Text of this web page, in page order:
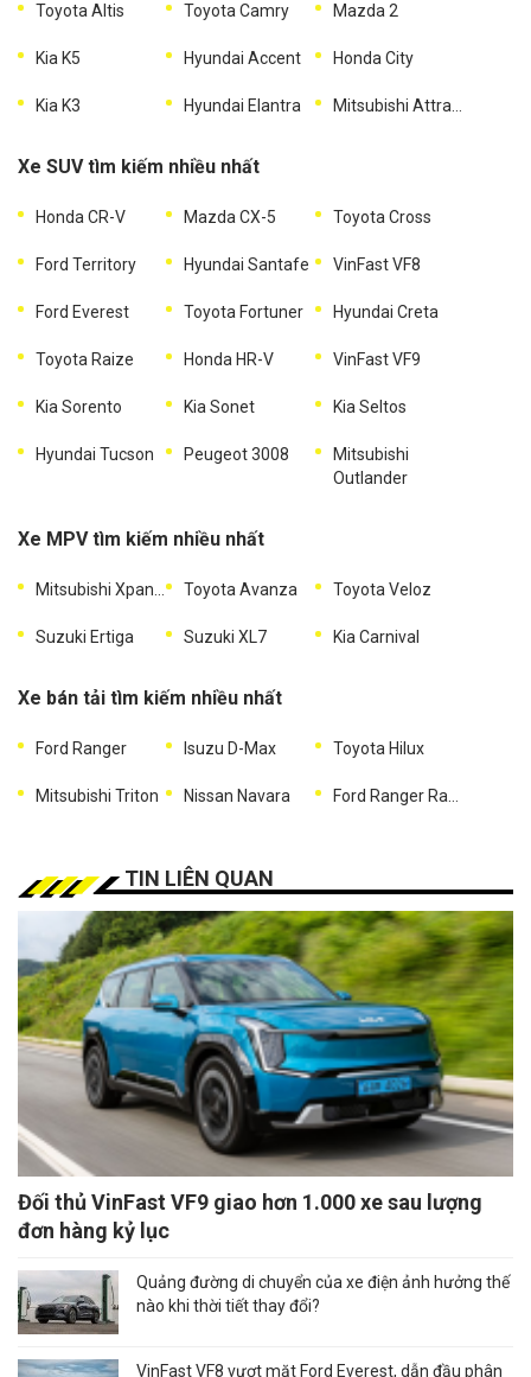
Toyota Altis Toyota Camry Mazda 2
Kia K5 Hyundai Accent Honda City
Kia K3 Hyundai Elantra
Xe SUV tìm kiếm nhiều nhất
Honda CR-V Mazda CX-5 Toyota Cross
Ford Territory Hyundai Santafe VinFast VF8
Ford Everest Toyota Fortuner Hyundai Creta
Toyota Raize Honda HR-V VinFast VF9
Kia Sorento Kia Sonet Kia Seltos
Hyundai Tucson Peugeot 3008
Mitsubishi
Outlander
Xe MPV tìm kiếm nhiều nhất
Toyota Avanza Toyota Veloz
Suzuki Ertiga Suzuki XL7 Kia Carnival
Xe bán tải tìm kiếm nhiều nhất
Ford Ranger Isuzu D-Max Toyota Hilux
Mitsubishi Triton Nissan Navara
TIN LIÊN QUAN
Đối thủ VinFast VF9 giao hơn 1.000 xe sau lượng
đơn hàng kỷ lục
Quảng đường di chuyển của xe điện ảnh hưởng thế
nào khi thời tiết thay đổi?
VinFast VF8 vượt mặt Ford Everest, dẫn đầu phân